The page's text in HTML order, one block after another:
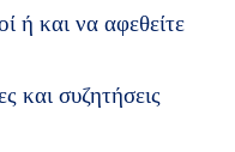
ή και να αφεθείτε
και συζητήσεις